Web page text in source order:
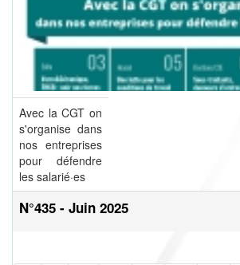
Avec la CGT on
s'organise dans
nos entreprises
pour défendre
les salarié·es
N°435 - Juin 2025